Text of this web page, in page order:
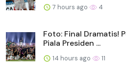
7 hours ago 4
Foto: Final Dramatis!
Piala Presiden ...
14 hours ago 11